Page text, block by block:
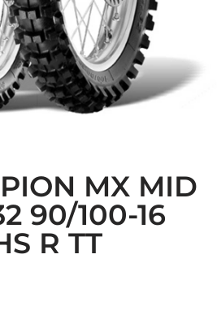
MX MID
90/100-16
R TT